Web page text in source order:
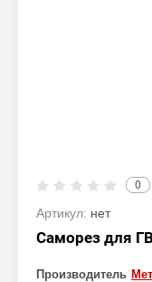
0
Артикул: нет
Саморез для
Производитель